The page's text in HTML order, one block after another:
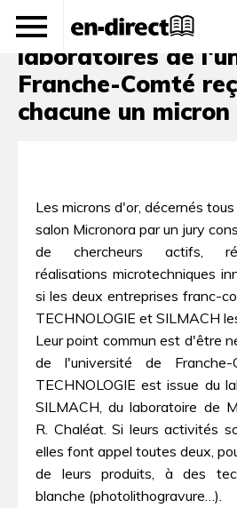
Deux entreprises
laboratoires de
Franche-Comté
chacune un micron
Les microns d'or, décernés
salon Micronora par un jury
de chercheurs actifs,
réalisations microtechniques
si les deux entreprises franc-
TECHNOLOGIE et SILMACH
Leur point commun est d'être
de l'université de Franche-
TECHNOLOGIE est issue du
SILMACH, du laboratoire de
R. Chaléat. Si leurs activités
elles font appel toutes deux,
de leurs produits, à des
blanche (photolithogravure…).